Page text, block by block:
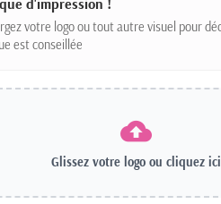
d'impression !
votre logo ou tout autre visuel pour
est conseillée
Glissez votre logo ou cliquez ici